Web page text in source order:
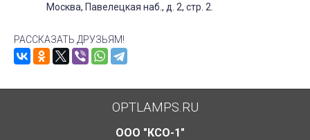
Москва, Павелецкая наб., д. 2, стр. 2.
РАССКАЗАТЬ ДРУЗЬЯМ!
OPTLAMPS.RU
ООО "КСО-1"